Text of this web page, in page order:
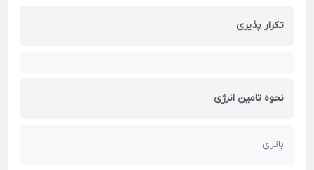
تکرار پذیری
نحوه تامین انرژی
باتری